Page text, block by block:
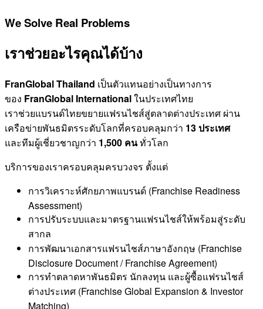
We Solve Real Problems
เราช่วยอะไรคุณได้บ้าง
FranGlobal Thailand เป็นตัวแทนอย่างเป็นทางการ
ของ FranGlobal Internationalในประเทศไทย
เราช่วยแบรนด์ไทยขยายแฟรนไชส์สู่ตลาดต่างประเทศ ผ่าน
เครือข่ายพันธมิตรระดับโลกที่ครอบคลุมกว่า 13 ประเทศ
และทีมผู้เชี่ยวชาญกว่า 1,500 คนทั่วโลก
บริการของเราครอบคลุมครบวงจร ตั้งแต่
การวิเคราะห์ศักยภาพแบรนด์ (Franchise Readiness
Assessment)
การปรับระบบและมาตรฐานแฟรนไชส์ให้พร้อมสู่ระดับ
สากล
การพัฒนาเอกสารแฟรนไชส์ภาษาอังกฤษ (Franchise
Disclosure Document / Franchise Agreement)
การทำตลาดหาพันธมิตร นักลงทุน และผู้ซื้อแฟรนไชส์
ต่างประเทศ (Franchise Global Expansion & Investor
Matching)